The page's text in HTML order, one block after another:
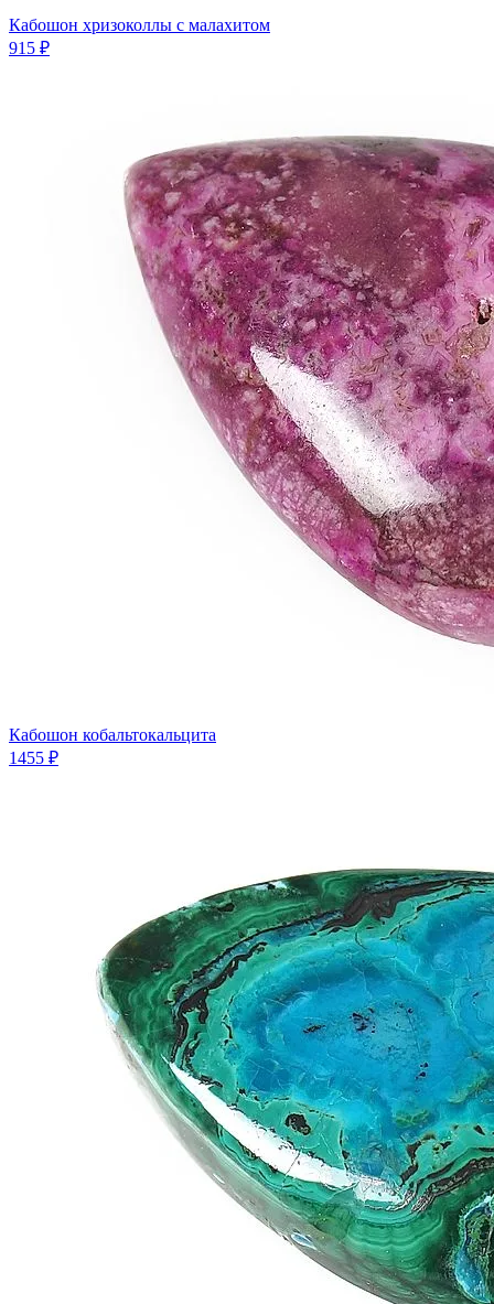
Кабошон хризоколлы с малахитом
915 ₽
Кабошон кобальтокальцита
1455 ₽